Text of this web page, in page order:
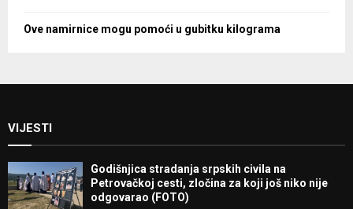
Ove namirnice mogu pomoći u gubitku kilograma
VIJESTI
Godišnjica stradanja srpskih civila na
Petrovačkoj cesti, zločina za koji još niko nije
odgovarao (FOTO)